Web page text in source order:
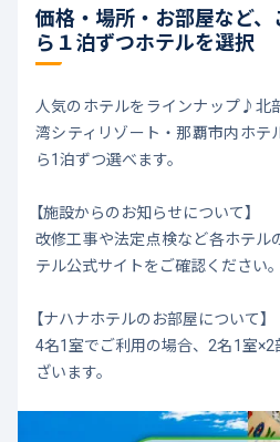
価格・場所・お部屋など
ら１泊ずつホテルを選択
人気のホテルをラインナップ♪北
湾シティリゾート・那覇市内ホテ
ら1泊ずつ選べます。
【施設からのお知らせについて】
改修工事や法定点検など各ホテル
テル公式サイトをご確認ください。
【ナハナホテルのお部屋について】
4名1室でご利用の場合、2名1室
ざいます。